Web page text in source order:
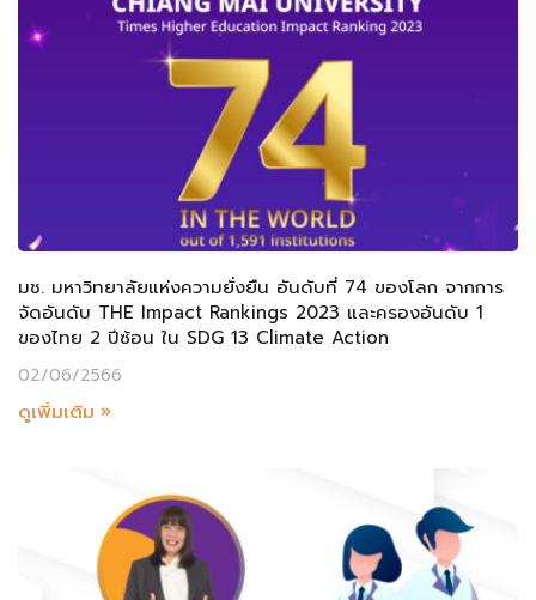
มช. มหาวิทยาลัยแห่งความยั่งยืน อันดับที่ 74 ของโลก จากการ
จัดอันดับ THE Impact Rankings 2023 และครองอันดับ 1
ของไทย 2 ปีซ้อน ใน SDG 13 Climate Action
02/06/2566
ดูเพิ่มเติม »